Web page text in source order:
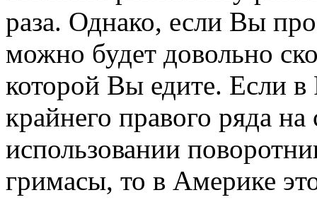
раза. Однако, если Вы
можно будет довольно
которой Вы едите. Если
крайнего правого ряда
использовании
гримасы, то в Америке